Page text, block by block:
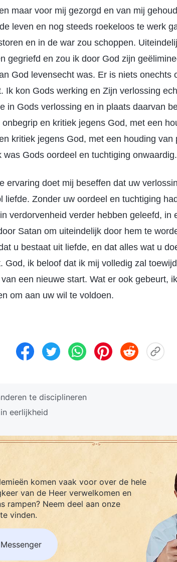
maar voor mij gezorgd en van mij
leven en nog steeds roekeloos te werk
en in de war zou schoppen.
gegriefd en zou ik door God zijn
God levensecht was. Er is niets onechts
Ik kon Gods werking en Zijn verlossing
in Gods verlossing en in plaats daarvan
en kritiek jegens God, met een
kritiek jegens God, met een houding van
was Gods oordeel en tuchtiging onwaardig.
ervaring doet mij beseffen dat uw
liefde. Zonder uw oordeel en tuchtiging
verdorvenheid verder hebben geleefd, in
Satan om uiteindelijk door hem te
u bestaat uit liefde, en dat alles wat u
God, ik beloof dat ik mij volledig zal
een nieuwe start. Wat er ook gebeurt,
om aan uw wil te voldoen.
te disciplineren
eerlijkheid
komen vaak voor over de hele
van de Heer verwelkomen en
rampen? Neem deel aan onze
vinden.